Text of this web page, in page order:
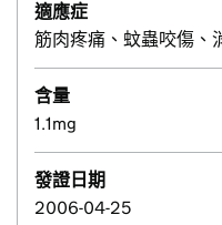
適應症
筋肉疼痛、蚊蟲咬傷、
含量
1.1mg
發證日期
2006-04-25